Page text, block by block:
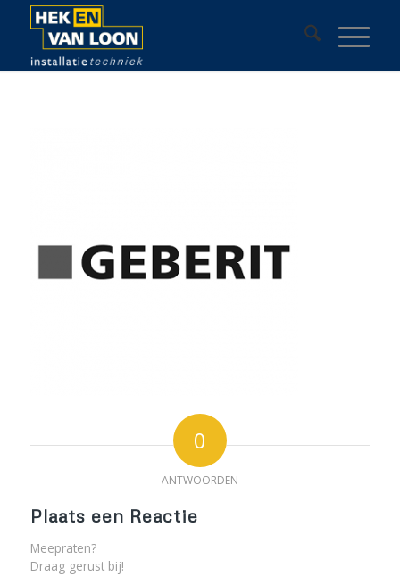
0
ANTWOORDEN
Plaats een Reactie
Meepraten?
Draag gerust bij!